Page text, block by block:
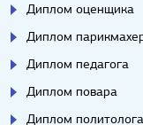
Диплом оценщика
Диплом
Диплом педагога
Диплом повара
Диплом политолога